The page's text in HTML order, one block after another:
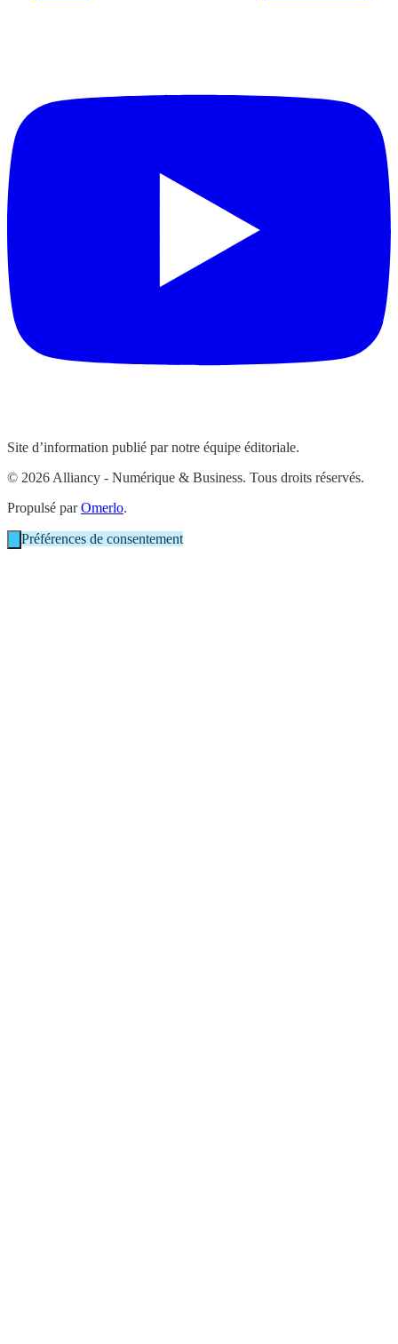
Site d’information publié par notre équipe éditoriale.
© 2026 Alliancy - Numérique & Business. Tous droits réservés.
Propulsé parOmerlo.
Préférences de consentement